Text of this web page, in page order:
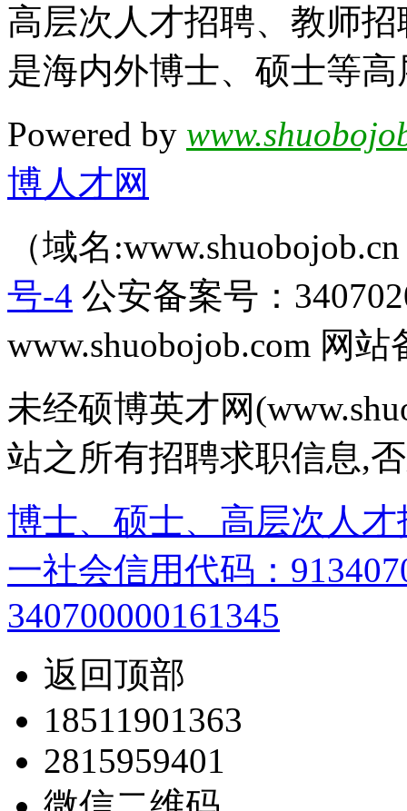
高层次人才招聘、教师
是海内外博士、硕士等
Powered by
博人才网
（域名
号-4 公安备案号：
www.shuobojob.com 网站
未经硕博英才网
站之所有招聘求职信息,
博士、硕士、高层次人
一社会信用代码：
340700000161345
返回顶部
18511901363
2815959401